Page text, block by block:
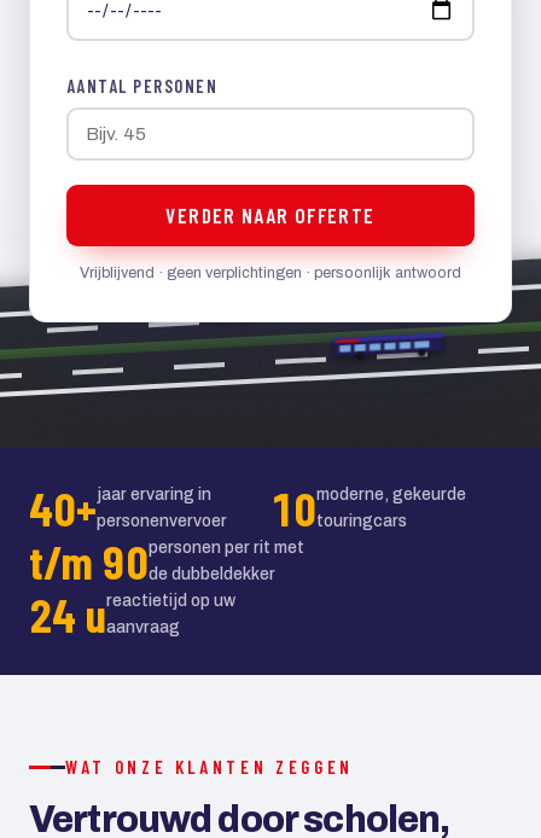
AANTAL PERSONEN
VERDER NAAR OFFERTE
Vrijblijvend · geen verplichtingen · persoonlijk antwoord
40+jaar ervaring in
personenvervoer
10moderne, gekeurde
touringcars
t/m 90personen per rit met
de dubbeldekker
24 ureactietijd op uw
aanvraag
WAT ONZE KLANTEN ZEGGEN
Vertrouwd door scholen,